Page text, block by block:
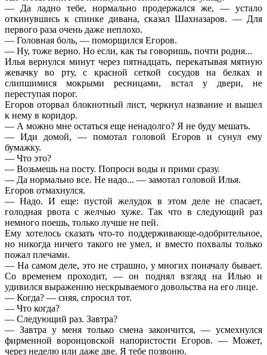
— Да ладно тебе, нормально продержался же, — устало
откинувшись к спинке дивана, сказал Шахназаров. — Для
первого раза очень даже неплохо.
— Головная боль, — поморщился Егоров.
— Ну, тоже верно. Но если, как ты говоришь, почти родня...
Илья вернулся минут через пятнадцать, перекатывая мятную
жевачку во рту, с красной сеткой сосудов на белках и
слипшимися мокрыми ресницами, встал у двери, не
переступая порог.
Егоров оторвал блокнотный лист, черкнул название и вышел
к нему в коридор.
— А можно мне остаться еще ненадолго? Я не буду мешать.
— Иди домой, — помотал головой Егоров и сунул ему
бумажку.
— Что это?
— Возьмешь на посту. Попроси воды и прими сразу.
— Да нормально все. Не надо... — замотал головой Илья.
Егоров отмахнулся.
— Надо. И еще: пустой желудок в этом деле не спасает,
голодная рвота с желчью хуже. Так что в следующий раз
немного поешь, только лучше не пей.
Ему хотелось сказать что-то поддерживающе-одобрительное,
но никогда ничего такого не умел, и вместо похвалы только
пожал плечами.
— На самом деле, это не страшно, у многих поначалу бывает.
Со временем проходит, — он поднял взгляд на Илью и
удивился выражению нескрываемого довольства на его лице.
— Когда? — сияя, спросил тот.
— Что когда?
— Следующий раз. Завтра?
— Завтра у меня только смена закончится, — усмехнулся
фирменной воронцовской напористости Егоров. — Может,
через неделю или даже две. Я тебе позвоню.